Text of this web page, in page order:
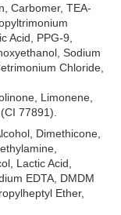
Carbomer, TEA-
Acid, PPG-9,
Sodium
Chloride,
Limonene,
77891).
Dimethicone,
Lactic Acid,
EDTA, DMDM
Ether,